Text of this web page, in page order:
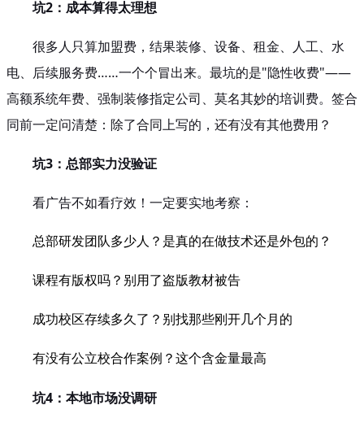
坑2：成本算得太理想
很多人只算加盟费，结果装修、设备、租金、人工、水
电、后续服务费……一个个冒出来。最坑的是"隐性收费"——
高额系统年费、强制装修指定公司、莫名其妙的培训费。签合
同前一定问清楚：除了合同上写的，还有没有其他费用？
坑3：总部实力没验证
看广告不如看疗效！一定要实地考察：
总部研发团队多少人？是真的在做技术还是外包的？
课程有版权吗？别用了盗版教材被告
成功校区存续多久了？别找那些刚开几个月的
有没有公立校合作案例？这个含金量最高
坑4：本地市场没调研